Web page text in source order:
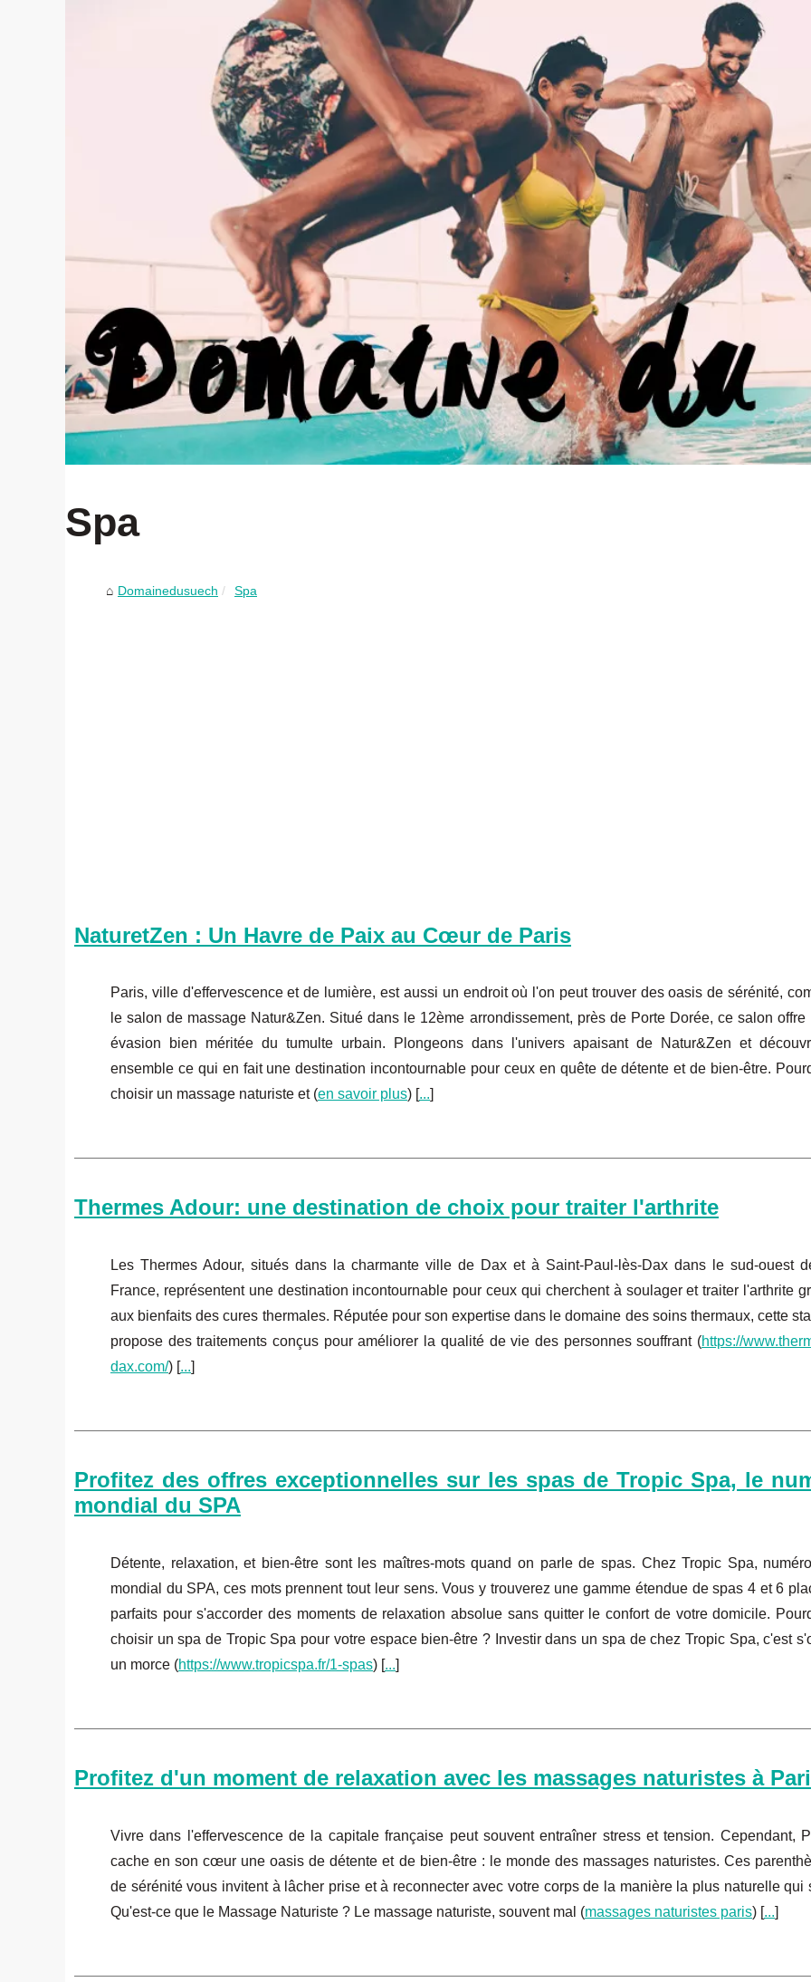
Spa
Domainedusuech Spa
NaturetZen : Un Havre de Paix au Cœur de Paris
Paris, ville d'effervescence et de lumière, est aussi un endroit où l'on peut trouver des oasis de sérénité,
le salon de massage Natur&Zen. Situé dans le 12ème arrondissement, près de Porte Dorée, ce salon offre
évasion bien méritée du tumulte urbain. Plongeons dans l'univers apaisant de Natur&Zen et
ensemble ce qui en fait une destination incontournable pour ceux en quête de détente et de bien-être.
choisir un massage naturiste et (en savoir plus) [ ...
Thermes Adour: une destination de choix pour traiter l'arthrite
Les Thermes Adour, situés dans la charmante ville de Dax et à Saint-Paul-lès-Dax dans le sud-ouest
France, représentent une destination incontournable pour ceux qui cherchent à soulager et traiter l'arthrite
aux bienfaits des cures thermales. Réputée pour son expertise dans le domaine des soins thermaux, cette
propose des traitements conçus pour améliorer la qualité de vie des personnes souffrant (https://
dax.com/) [...]
Profitez des offres exceptionnelles sur les spas de Tropic Spa, le
mondial du SPA
Détente, relaxation, et bien-être sont les maîtres-mots quand on parle de spas. Chez Tropic Spa,
mondial du SPA, ces mots prennent tout leur sens. Vous y trouverez une gamme étendue de spas 4 et 6
parfaits pour s'accorder des moments de relaxation absolue sans quitter le confort de votre domicile.
choisir un spa de Tropic Spa pour votre espace bien-être ? Investir dans un spa de chez Tropic Spa, c'est
un morce (https://www.tropicspa.fr/1-spas) [...]
Profitez d'un moment de relaxation avec les massages naturistes à
Vivre dans l'effervescence de la capitale française peut souvent entraîner stress et tension. Cependant,
cache en son cœur une oasis de détente et de bien-être : le monde des massages naturistes. Ces
de sérénité vous invitent à lâcher prise et à reconnecter avec votre corps de la manière la plus naturelle qui
Qu'est-ce que le Massage Naturiste ? Le massage naturiste, souvent mal (massages naturistes paris) [...]